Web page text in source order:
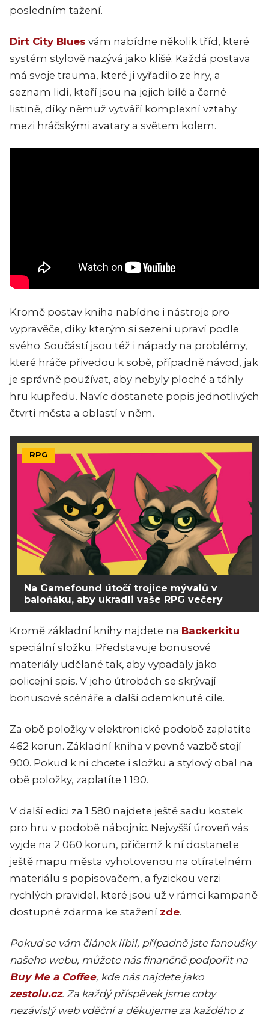
posledním tažení.
Dirt City Blues vám nabídne několik tříd, které
systém stylově nazývá jako klišé. Každá postava
má svoje trauma, které ji vyřadilo ze hry, a
seznam lidí, kteří jsou na jejich bílé a černé
listině, díky němuž vytváří komplexní vztahy
mezi hráčskými avatary a světem kolem.
Kromě postav kniha nabídne i nástroje pro
vypravěče, díky kterým si sezení upraví podle
svého. Součástí jsou též i nápady na problémy,
které hráče přivedou k sobě, případně návod, jak
je správně používat, aby nebyly ploché a táhly
hru kupředu. Navíc dostanete popis jednotlivých
čtvrtí města a oblastí v něm.
RPG
Na Gamefound útočí trojice mývalů v
baloňáku, aby ukradli vaše RPG večery
Kromě základní knihy najdete na Backerkitu
speciální složku. Představuje bonusové
materiály udělané tak, aby vypadaly jako
policejní spis. V jeho útrobách se skrývají
bonusové scénáře a další odemknuté cíle.
Za obě položky v elektronické podobě zaplatíte
462 korun. Základní kniha v pevné vazbě stojí
900. Pokud k ní chcete i složku a stylový obal na
obě položky, zaplatíte 1 190.
V další edici za 1 580 najdete ještě sadu kostek
pro hru v podobě nábojnic. Nejvyšší úroveň vás
vyjde na 2 060 korun, přičemž k ní dostanete
ještě mapu města vyhotovenou na otíratelném
materiálu s popisovačem, a fyzickou verzi
rychlých pravidel, které jsou už v rámci kampaně
dostupné zdarma ke stažení zde.
Pokud se vám článek líbil, případně jste fanoušky
našeho webu, můžete nás finančně podpořit na
Buy Me a Coffee, kde nás najdete jako
zestolu.cz. Za každý příspěvek jsme coby
nezávislý web vděční a děkujeme za každého z